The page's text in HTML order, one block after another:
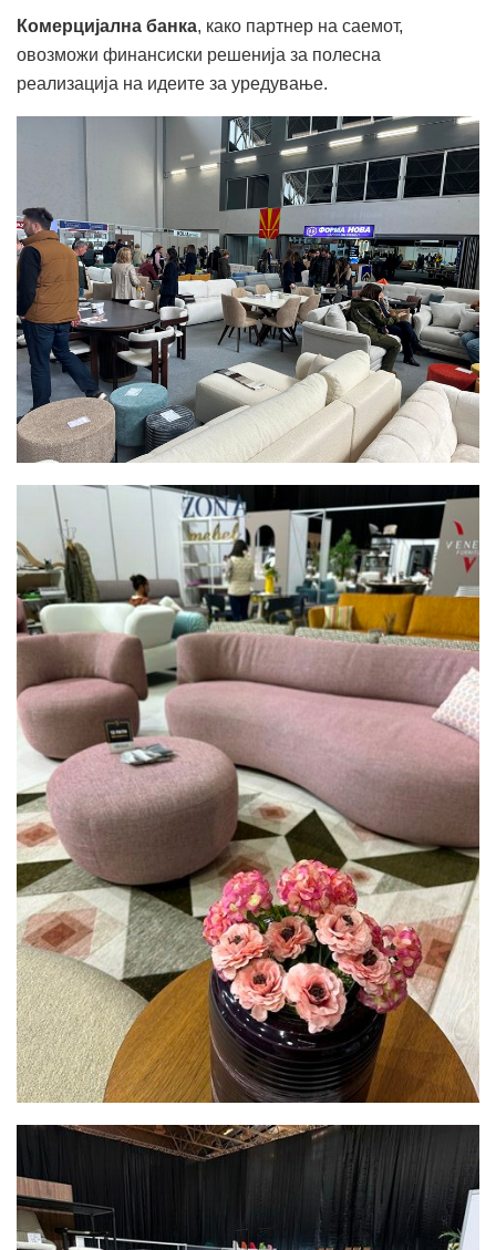
Комерцијална банка, како партнер на саемот,
овозможи финансиски решенија за полесна
реализација на идеите за уредување.